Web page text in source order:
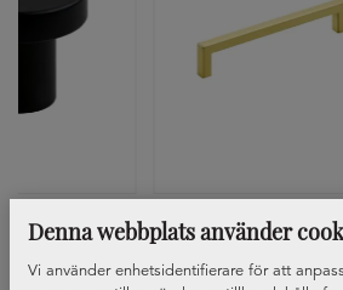
Denna webbplats använder
Vi använder enhetsidentifierare för att